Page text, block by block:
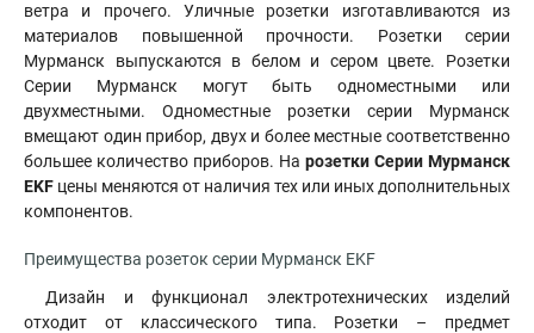
ветра и прочего. Уличные розетки изготавливаются из
материалов повышенной прочности. Розетки серии
Мурманск выпускаются в белом и сером цвете. Розетки
Серии Мурманск могут быть одноместными или
двухместными. Одноместные розетки серии Мурманск
вмещают один прибор, двух и более местные соответственно
большее количество приборов. На розетки Серии Мурманск
EKF цены меняются от наличия тех или иных дополнительных
компонентов.
Преимущества розеток серии Мурманск EKF
Дизайн и функционал электротехнических изделий
отходит от классического типа. Розетки – предмет